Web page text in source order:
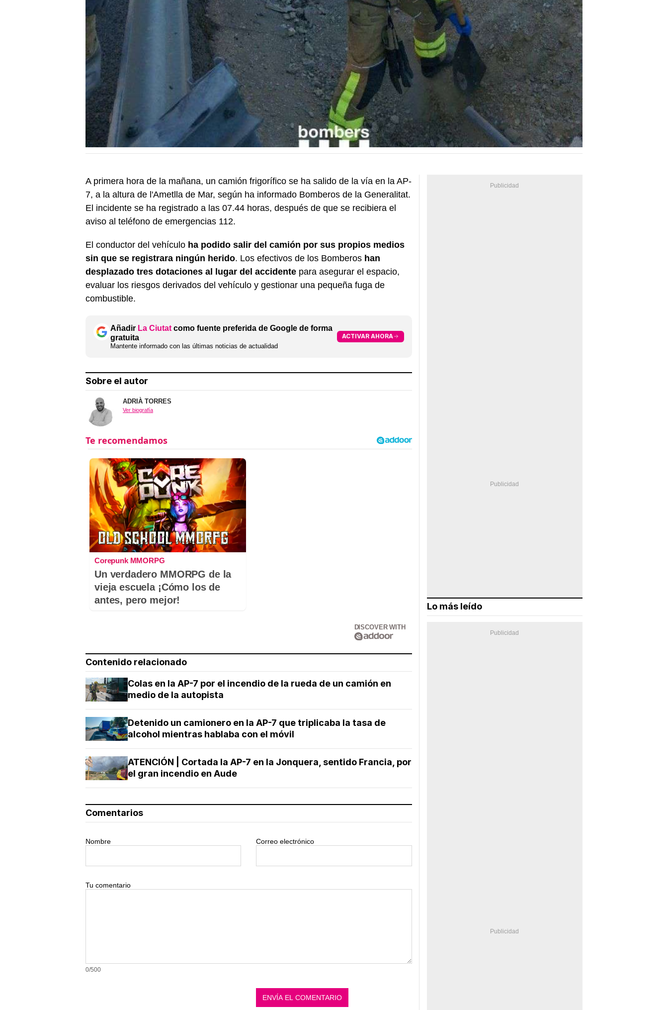
A primera hora de la mañana, un camión frigorífico se ha salido de la vía en la AP-
7, a la altura de l'Ametlla de Mar, según ha informado Bomberos de la Generalitat.
El incidente se ha registrado a las 07.44 horas, después de que se recibiera el
aviso al teléfono de emergencias 112.
El conductor del vehículo ha podido salir del camión por sus propios medios
sin que se registrara ningún herido. Los efectivos de los Bomberos han
desplazado tres dotaciones al lugar del accidente para asegurar el espacio,
evaluar los riesgos derivados del vehículo y gestionar una pequeña fuga de
combustible.
Añadir La Ciutat como fuente preferida de Google de forma
gratuita
Mantente informado con las últimas noticias de actualidad
ACTIVAR AHORA
Sobre el autor
ADRIÀ TORRES
Ver biografía
Corepunk MMORPG
Un verdadero MMORPG de la
vieja escuela ¡Cómo los de
antes, pero mejor!
DISCOVER WITH
Contenido relacionado
Colas en la AP-7 por el incendio de la rueda de un camión en
medio de la autopista
Detenido un camionero en la AP-7 que triplicaba la tasa de
alcohol mientras hablaba con el móvil
ATENCIÓN | Cortada la AP-7 en la Jonquera, sentido Francia, por
el gran incendio en Aude
Comentarios
Nombre Correo electrónico
Tu comentario
0/500
Lo más leído